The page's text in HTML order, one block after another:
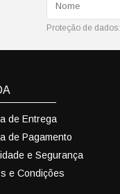
Proteção de dados:
de Entrega
de Pagamento
e Segurança
e Condições